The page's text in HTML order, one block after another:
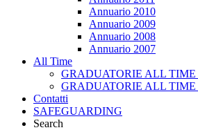
Annuario 2010
Annuario 2009
Annuario 2008
Annuario 2007
All Time
GRADUATORIE ALL TIME
GRADUATORIE ALL TIME
Contatti
SAFEGUARDING
Search